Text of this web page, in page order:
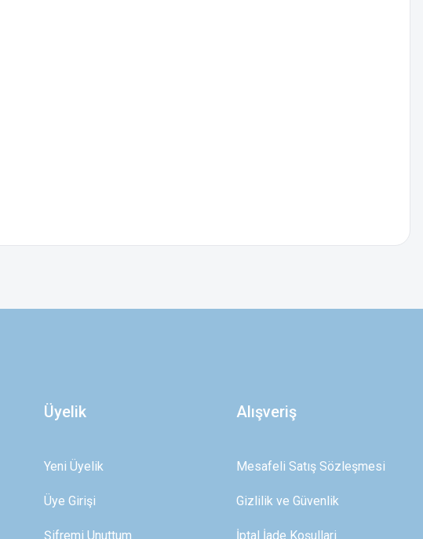
Üyelik
Yeni Üyelik
Üye Girişi
Şifremi Unuttum
Alışveriş
Mesafeli Satış Sözleşmesi
Gizlilik ve Güvenlik
İptal İade Koşullari